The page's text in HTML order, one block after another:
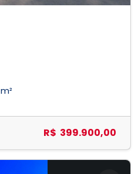
R$ 399.900,00